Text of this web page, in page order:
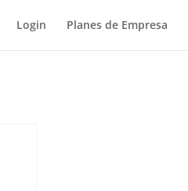
Login Planes de Empresa